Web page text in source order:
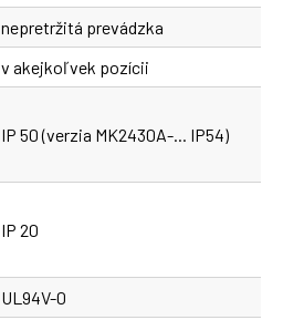
nepretržitá prevádzka
v akejkoľvek pozícii
IP 50 (verzia MK2430A-... IP54)
IP 20
UL94V-0